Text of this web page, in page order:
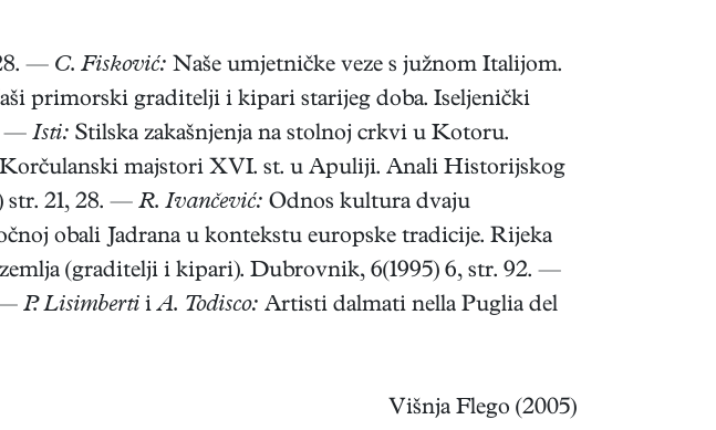
— C. Fisković: Naše umjetničke veze s južnom Italijom.
primorski graditelji i kipari starijeg doba. Iseljenički
— Isti: Stilska zakašnjenja na stolnoj crkvi u Kotoru.
Korčulanski majstori XVI. st. u Apuliji. Anali Historijskog
str. 21, 28. — R. Ivančević: Odnos kultura dvaju
obali Jadrana u kontekstu europske tradicije. Rijeka
(graditelji i kipari). Dubrovnik, 6(1995) 6, str. 92. —
— P. Lisimberti iA. Todisco: Artisti dalmati nella Puglia del
Višnja Flego (2005)